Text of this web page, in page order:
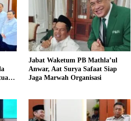
Jabat Waketum PB Mathla’ul
Anwar, Aat Surya Safaat Siap
Jaga Marwah Organisasi